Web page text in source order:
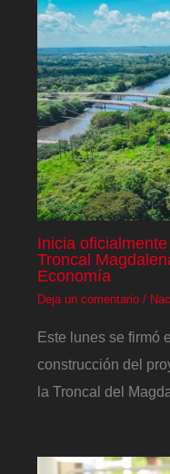
Inicia
Troncal
Economía
Deja un comentario /
Este lunes se firmó
construcción del
la Troncal del